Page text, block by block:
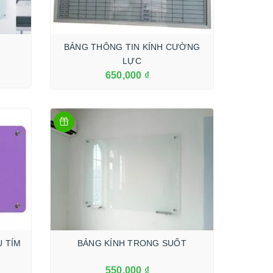
BẢNG THÔNG TIN KÍNH CƯỜNG
LỰC
650,000 ₫
TÍM BẢNG KÍNH TRONG SUỐT
550,000 ₫